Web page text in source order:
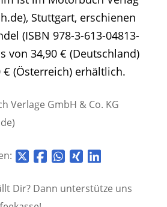
Stuttgart, erschienen
(ISBN 978-3-613-04813-
von 34,90 € (Deutschland)
€ (Österreich) erhältlich.
Verlage GmbH & Co. KG
Dir? Dann unterstütze uns